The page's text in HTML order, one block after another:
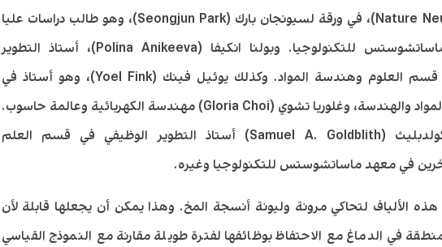
Nature Neuroscience)، في ورقة لسيونجان بارك (Seongjun Park)، وهو طالب دراسات عليا
في معهد ماساتشوستس للتكنولوجيا. وبولنا انكيفا (Polina Anikeeva)، أستاذ التطوير
الوظيفي في قسم العلوم وهندسة المواد. وكذلك يوئيل فينك (Yoel Fink)، وهو أستاذ في
قسم علوم المواد والهندسة، وغلوريا تشوي (Gloria Choi) مهندسة الكهربائية وعالمة حاسوب.
وصموئيل كولدبليث (Samuel A. Goldblith) أستاذ التطوير الوظيفي في قسم العلم
في معهد ماساتشوستس للتكنولوجيا وغيره.
الألياف لتحاكي مرونة وليونة أنسجة المخ. وهذا يمكن أن يجعلها قابلة لأن
في الدماغ مع الاحتفاظ بوظائفها لفترة طويلة مقارنة مع النموذج القياسي